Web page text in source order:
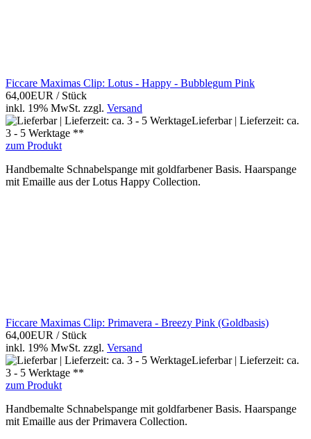
Ficcare Maximas Clip: Lotus - Happy - Bubblegum Pink
64,00EUR / Stück
inkl. 19% MwSt. zzgl. Versand
Lieferbar | Lieferzeit: ca.
3 - 5 Werktage **
zum Produkt
Handbemalte Schnabelspange mit goldfarbener Basis. Haarspange
mit Emaille aus der Lotus Happy Collection.
Ficcare Maximas Clip: Primavera - Breezy Pink (Goldbasis)
64,00EUR / Stück
inkl. 19% MwSt. zzgl. Versand
Lieferbar | Lieferzeit: ca.
3 - 5 Werktage **
zum Produkt
Handbemalte Schnabelspange mit goldfarbener Basis. Haarspange
mit Emaille aus der Primavera Collection.